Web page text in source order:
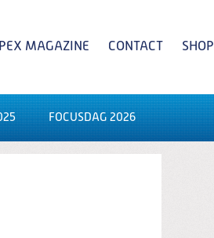
MAGAZINE CONTACT SHOP
FOCUSDAG 2026